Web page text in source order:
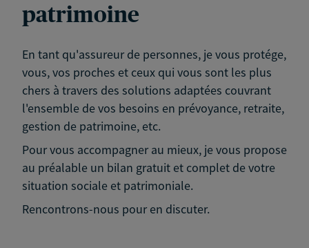
patrimoine
En tant qu'assureur de personnes, je vous protége,
vous, vos proches et ceux qui vous sont les plus
chers à travers des solutions adaptées couvrant
l'ensemble de vos besoins en prévoyance, retraite,
gestion de patrimoine, etc.
Pour vous accompagner au mieux, je vous propose
au préalable un bilan gratuit et complet de votre
situation sociale et patrimoniale.
Rencontrons-nous pour en discuter.